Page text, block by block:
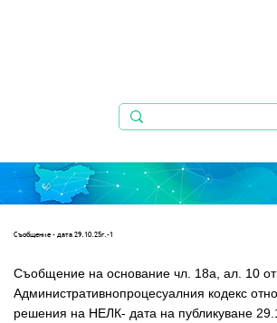
Съобщениe - дата 29.10.25г.-1
Съобщение на основание чл. 18а, ал. 10 от
Административнопроцесуалния кодекс
решения на НЕЛК- дата на публикуване